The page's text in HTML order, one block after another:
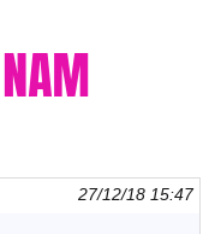
27/12/18 15:47